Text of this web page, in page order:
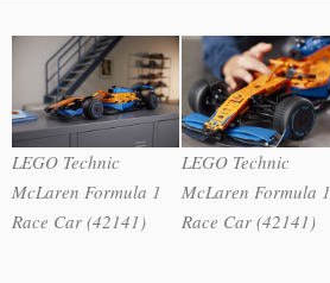
LEGO Technic
McLaren Formula 1
Race Car (42141)
LEGO Technic
McLaren Formula 1
Race Car (42141)